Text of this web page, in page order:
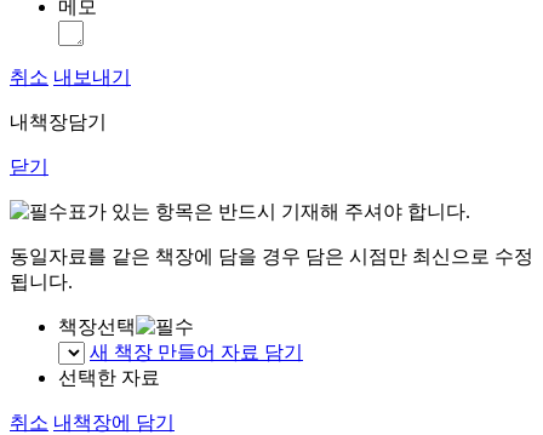
메모
취소 내보내기
내책장담기
닫기
표가 있는 항목은 반드시 기재해 주셔야 합니다.
동일자료를 같은 책장에 담을 경우 담은 시점만 최신으로 수정
됩니다.
책장선택
새 책장 만들어 자료 담기
선택한 자료
취소 내책장에 담기